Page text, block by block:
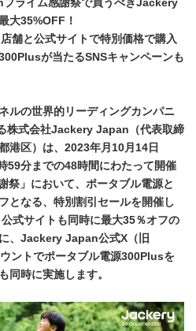
プライム感謝祭で買うべきJackery
大35%OFF ！
店舗と公式サイトで特別価格で購入
が当たるSNSキャンペーンも
ルの世界的リーディングカンパニ
株式会社Jackery Japan （代表取締
港区）は、 2023年月 10月 14 日
59分までの48時間にわたって開催
祭」において、ポータブル電源と
となる、特別割引セールを開催し
式サイトも同時に最大35％オフの
、 Jackery Japan公式X （旧
ントでポータブル電源300Plusを
同時に実施します。